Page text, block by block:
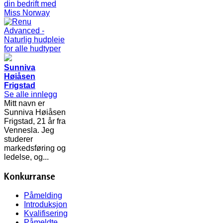
Sunniva
Høiåsen
Frigstad
Se alle innlegg
Mitt navn er
Sunniva Høiåsen
Frigstad, 21 år fra
Vennesla. Jeg
studerer
markedsføring og
ledelse, og...
Konkurranse
Påmelding
Introduksjon
Kvalifisering